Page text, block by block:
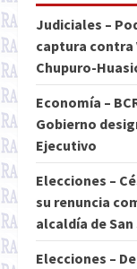
Judiciales –
captura contra
Chupuro-
Economía –
Gobierno
Ejecutivo
Elecciones –
su renuncia
alcaldía de
Elecciones –